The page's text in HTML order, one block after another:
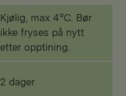
Kjølig, max 4°C. Bør
ikke fryses på nytt
etter opptining.
2 dager